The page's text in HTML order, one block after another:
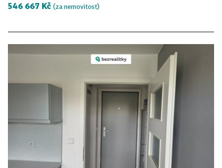
546 667 Kč (za nemovitost)